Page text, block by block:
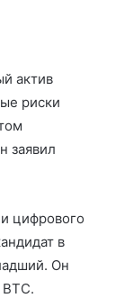
актив
риски
заявил
цифрового
в
Он